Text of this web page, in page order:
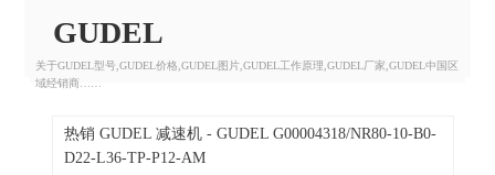
GUDEL
关于GUDEL型号,GUDEL价格,GUDEL图片,GUDEL工作原理,GUDEL厂家,GUDEL中国区
域经销商……
热销 GUDEL 减速机 - GUDEL G00004318/NR80-10-B0-
D22-L36-TP-P12-AM